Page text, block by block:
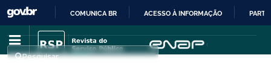
IR
PARA
COMUNICA BR ACESSO À INFORMAÇÃO
Pesquisar